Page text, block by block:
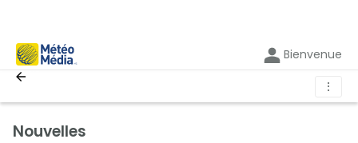
Bienvenue
⋮
nouvelles